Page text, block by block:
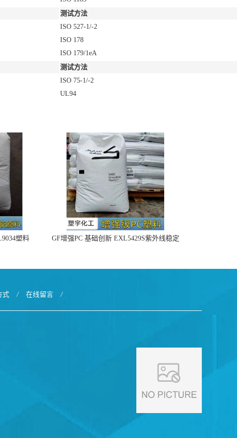
测试方法
ISO 527-1/-2
ISO 178
ISO 179/1eA
测试方法
ISO 75-1/-2
UL94
塑料
GF增强PC 基础创新 EXL5429S紫外线稳定
式 / 在线留言 /